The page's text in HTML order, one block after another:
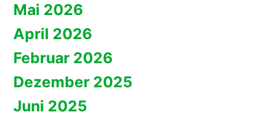
Mai 2026
April 2026
Februar 2026
Dezember 2025
Juni 2025